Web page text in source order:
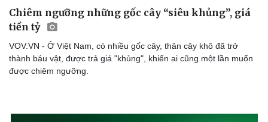
Chiêm ngưỡng những gốc cây “siêu khủng”, giá
tiền tỷ
VOV.VN - Ở Việt Nam, có nhiều gốc cây, thân cây khô đã trở
thành báu vật, được trả giá "khủng", khiến ai cũng một lần muốn
được chiêm ngưỡng.